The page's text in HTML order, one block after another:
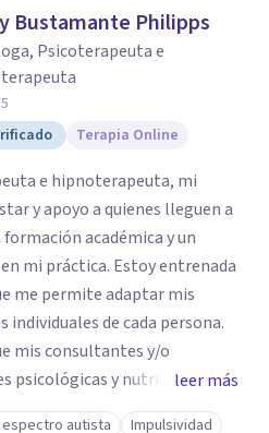
Bustamante Philipps
Psicoterapeuta e
Terapia Online
e hipnoterapeuta, mi
y apoyo a quienes lleguen a
académica y un
mi práctica. Estoy entrenada
me permite adaptar mis
individuales de cada persona.
mis consultantes y/o
psicológicas y nutricionales
y físico deseado. Me
leer más
autista
Impulsividad